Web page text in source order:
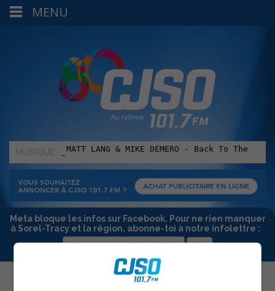
MUSIQUE
:
Meta bloque les infos sur Facebook. Pour ne rien manquer
à Sorel-Tracy et la région, abonne-toi à notre infolettre :
MENU